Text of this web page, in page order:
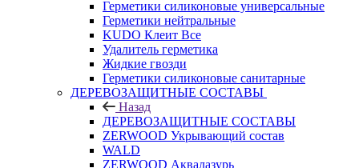
Герметики силиконовые универсальные
Герметики нейтральные
KUDO Клеит Все
Удалитель герметика
Жидкие гвозди
Герметики силиконовые санитарные
ДЕРЕВОЗАЩИТНЫЕ СОСТАВЫ
Назад
ДЕРЕВОЗАЩИТНЫЕ СОСТАВЫ
ZERWOOD Укрывающий состав
WALD
ZERWOOD Аквалазурь